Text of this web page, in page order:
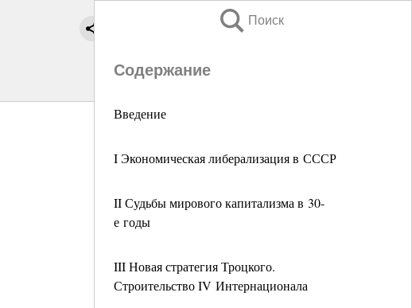
Поиск
Содержание
Введение
I Экономическая либерализация в СССР
II Судьбы мирового капитализма в 30-
е годы
III Новая стратегия Троцкого.
Строительство IV Интернационала